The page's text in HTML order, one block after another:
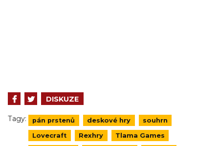
DISKUZE
Tagy: pán prstenů deskové hry souhrn
Lovecraft Rexhry Tlama Games